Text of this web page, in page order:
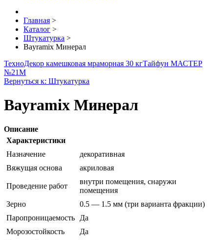
Главная >
Каталог >
Штукатурка >
Bayramix Минерал
ТехноДекор камешковая мраморная 30 кгТайфун МАСТЕР
№21М
Вернуться к: Штукатурка
Bayramix Минерал
Описание
Характеристики
Назначение
декоративная
Вяжущая основа
акриловая
Проведение работ
внутри помещения, снаружи
помещения
Зерно
0.5 — 1.5 мм (три варианта фракции)
Паропроницаемость
Да
Морозостойкость
Да